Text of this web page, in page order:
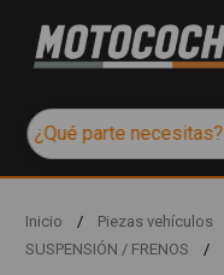
Inicio / Piezas vehículos
SUSPENSIÓN / FRENOS
/